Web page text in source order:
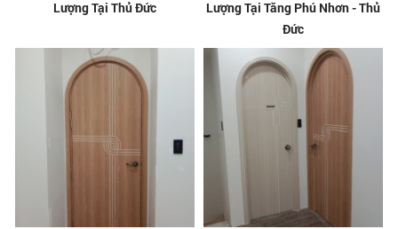
Lượng Tại Thủ Đức
Lượng Tại Tăng Phú Nhơn - Thủ
Đức